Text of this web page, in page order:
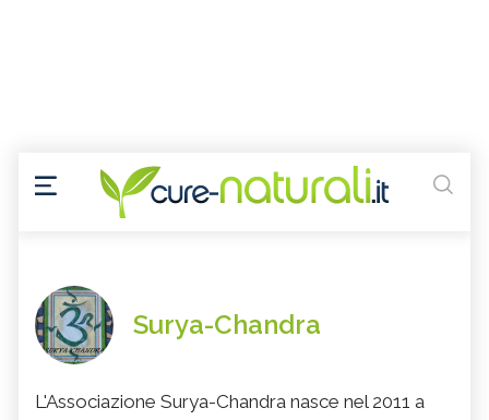
Surya-Chandra
L'Associazione Surya-Chandra nasce nel 2011 a